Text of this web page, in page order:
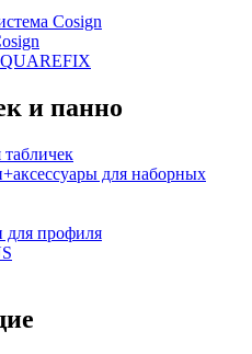
Cosign
и панно
для наборных
для профиля